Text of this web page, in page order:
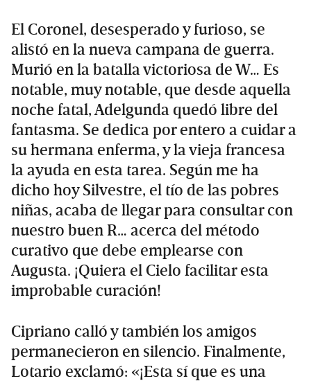
El Coronel, desesperado y furioso, se
alistó en la nueva campana de guerra.
Murió en la batalla victoriosa de W… Es
notable, muy notable, que desde aquella
noche fatal, Adelgunda quedó libre del
fantasma. Se dedica por entero a cuidar a
su hermana enferma, y la vieja francesa
la ayuda en esta tarea. Según me ha
dicho hoy Silvestre, el tío de las pobres
niñas, acaba de llegar para consultar con
nuestro buen R… acerca del método
curativo que debe emplearse con
Augusta. ¡Quiera el Cielo facilitar esta
improbable curación!
Cipriano calló y también los amigos
permanecieron en silencio. Finalmente,
Lotario exclamó: «¡Esta sí que es una